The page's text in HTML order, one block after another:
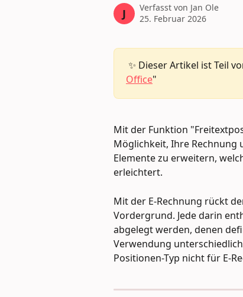
J Verfasst von Jan Ole
25. Februar 2026
✨ Dieser Artikel ist Teil
Office"
Mit der Funktion
Möglichkeit, Ihre
Elemente zu erweitern,
erleichtert.
Mit der E-Rechnung rückt
Vordergrund. Jede darin
abgelegt werden, denen
Verwendung
Positionen-Typ nicht für E-